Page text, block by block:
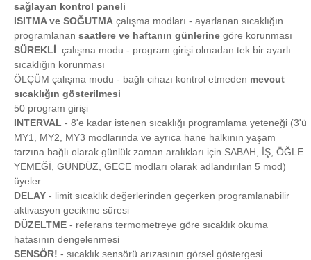
sağlayan kontrol paneli
ISITMA ve SOĞUTMA çalışma modları - ayarlanan sıcaklığın
programlanan saatlere ve haftanın günlerine göre korunması
SÜREKLİ çalışma modu - program girişi olmadan tek bir ayarlı
sıcaklığın korunması
ÖLÇÜM çalışma modu - bağlı cihazı kontrol etmeden mevcut
sıcaklığın gösterilmesi
50 program girişi
INTERVAL - 8'e kadar istenen sıcaklığı programlama yeteneği (3'ü
MY1, MY2, MY3 modlarında ve ayrıca hane halkının yaşam
tarzına bağlı olarak günlük zaman aralıkları için SABAH, İŞ, ÖĞLE
YEMEĞİ, GÜNDÜZ, GECE modları olarak adlandırılan 5 mod)
üyeler
DELAY - limit sıcaklık değerlerinden geçerken programlanabilir
aktivasyon gecikme süresi
DÜZELTME - referans termometreye göre sıcaklık okuma
hatasının dengelenmesi
SENSÖR! - sıcaklık sensörü arızasının görsel göstergesi